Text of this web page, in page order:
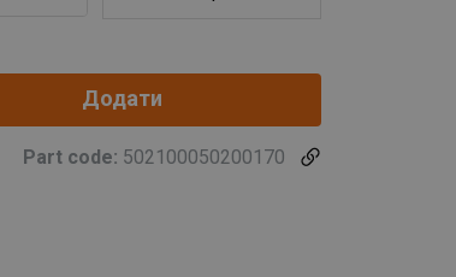
Додати
Part code: 502100050200170